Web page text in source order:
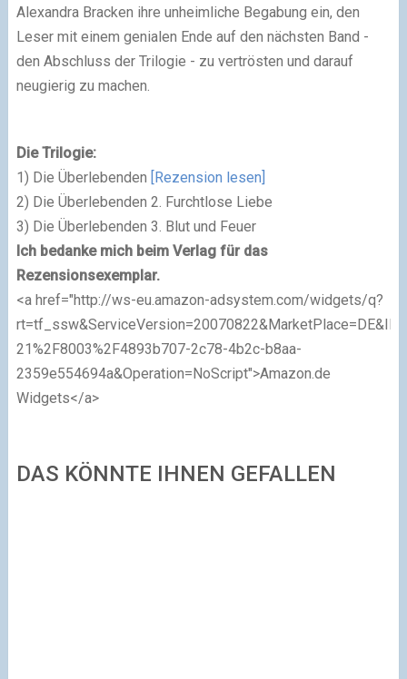
Alexandra Bracken ihre unheimliche Begabung ein, den
Leser mit einem genialen Ende auf den nächsten Band -
den Abschluss der Trilogie - zu vertrösten und darauf
neugierig zu machen.
Die Trilogie:
1) Die Überlebenden [Rezension lesen]
2) Die Überlebenden 2. Furchtlose Liebe
3) Die Überlebenden 3. Blut und Feuer
Ich bedanke mich beim Verlag für das
Rezensionsexemplar.
<a href="http://ws-eu.amazon-adsystem.com/widgets/q?
21%2F8003%2F4893b707-2c78-4b2c-b8aa-
2359e554694a&Operation=NoScript">Amazon.de
Widgets</a>
DAS KÖNNTE IHNEN GEFALLEN